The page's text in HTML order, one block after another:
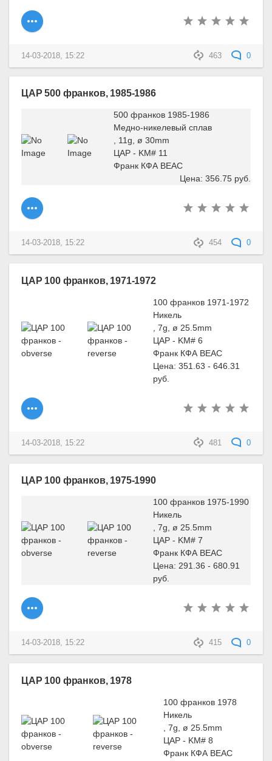
463 0
14-03-2018, 15:22
ЦАР 500 франков, 1985-1986
500 франков 1985-1986
Медно-никелевый сплав
, 11g, ø 30mm
ЦАР - KM# 11
Франк КФА BEAC
Цена: 356.75 руб.
454 0
14-03-2018, 15:22
ЦАР 100 франков, 1971-1972
100 франков 1971-1972
Никель
, 7g, ø 25.5mm
ЦАР - KM# 6
Франк КФА BEAC
Цена: 351.63 - 646.31
руб.
481 0
14-03-2018, 15:22
ЦАР 100 франков, 1975-1990
100 франков 1975-1990
Никель
, 7g, ø 25.5mm
ЦАР - KM# 7
Франк КФА BEAC
Цена: 291.36 - 680.91
руб.
415 0
14-03-2018, 15:22
ЦАР 100 франков, 1978
100 франков 1978
Никель
, 7g, ø 25.5mm
ЦАР - KM# 8
Франк КФА BEAC